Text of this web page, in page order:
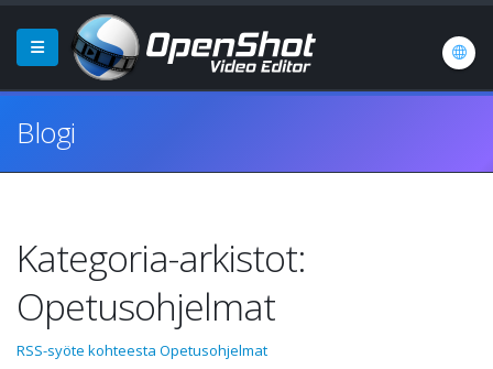
Blogi
Kategoria-arkistot:
Opetusohjelmat
RSS-syöte kohteesta Opetusohjelmat